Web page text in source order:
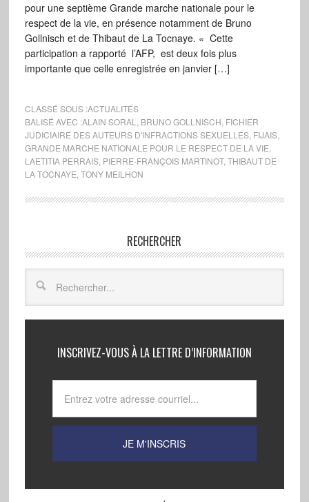
pour une septième Grande marche nationale pour le
respect de la vie, en présence notamment de Bruno
Gollnisch et de Thibaut de La Tocnaye. « Cette
participation a rapporté l’AFP, est deux fois plus
importante que celle enregistrée en janvier […]
CLASSÉ SOUS :ACTUALITÉS
BALISÉ AVEC :ALAIN SORAL BRUNO GOLLNISCH FICHIER
JUDICIAIRE DES AUTEURS D'INFRACTIONS SEXUELLES, FIJAIS,
GRANDE MARCHE NATIONALE POUR LE RESPECT DE LA VIE
LAETITIA PERRAIS, PIERRE-FRANÇOIS MARTINOT, THIBAUT DE
LA TOCNAYE TONY MEILHON
RECHERCHER
INSCRIVEZ-VOUS À LA LETTRE D’INFORMATION